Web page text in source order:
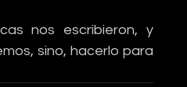
nos escribieron, y
sino, hacerlo para